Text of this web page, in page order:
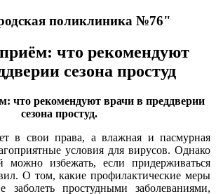
поликлиника №76"
что рекомендуют
сезона простуд
что рекомендуют врачи в преддверии
сезона простуд.
в свои права, а влажная и пасмурная
условия для вирусов. Однако
можно избежать, если придерживаться
О том, какие профилактические меры
заболеть простудными заболеваниями,